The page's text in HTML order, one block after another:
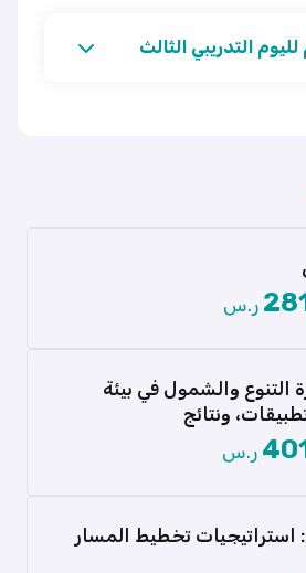
التدريبي الثالث
الدور الحاسم الذي يلعبه
ر.س
والتميز في بيئة العمل
التنوع والشمول في بيئة
ونتائج
ر.س
استراتيجيات تخطيط المسار